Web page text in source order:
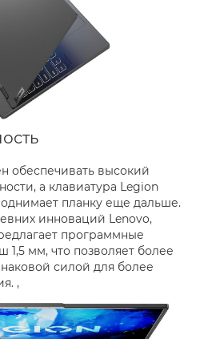
обеспечивать высокий
а клавиатура Legion
планку еще дальше.
инноваций Lenovo,
программные
мм, что позволяет более
силой для более
,